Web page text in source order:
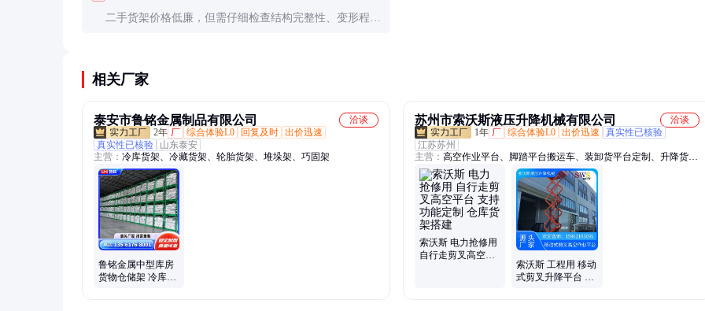
二手货架价格低廉，但需仔细检查结构完整性、变形程度
相关厂家
泰安市鲁铭金属制品有限公司
洽谈
2年 厂 综合体验L0 回复及时 出价迅速
真实性已核验
山东泰安
主营： 冷库货架、冷藏货架、轮胎货架、堆垛架、巧固架
鲁铭金属中型库房
货物仓储架 冷库仓
苏州市索沃斯液压升降机械有限公司
洽谈
1年 厂 综合体验L0 出价迅速
真实性已核验
江苏苏州
主营： 高空作业平台、脚踏平台搬运车、装卸货平台定制、升降货
梯、液压升降台
索沃斯 电力抢修用
自行走剪叉高空平
索沃斯 工程用 移动
式剪叉升降平台 占